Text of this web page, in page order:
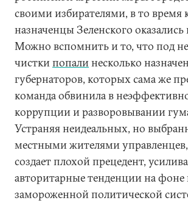
своими избирателями, в то время
назначенцы Зеленского оказались
Можно вспомнить и то, что под
чисткипопалинесколько
губернаторов, которых сама же
команда обвинила в
коррупции и разворовывании
Устраняя неидеальных, но
местными жителями управленцев,
создает плохой прецедент,
авторитарные тенденции на фоне
замороженной политической